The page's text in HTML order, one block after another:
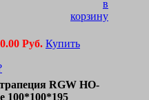
Руб. Купить
RGW HO-
100*100*195